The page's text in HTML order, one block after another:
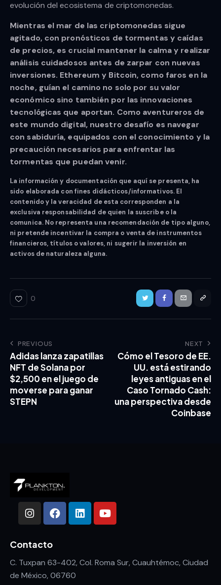
evolución del ecosistema de criptomonedas.
Mientras el mar de las criptomonedas sigue
agitado, con pronósticos de tormentas y caídas
de precios, es crucial mantener la calma y realizar
análisis cuidadosos antes de zarpar con nuevas
inversiones. Ethereum y Bitcoin, como faros en la
noche, guían el camino no solo por su valor
económico sino también por las innovaciones
tecnológicas que aportan. Como aventureros de
este mundo digital, nuestro desafío es navegar
con sabiduría, equipados con el conocimiento y la
precaución necesarios para enfrentar las
tormentas que puedan venir.
La información y documentación que aquí se presenta, ha
sido elaborada con fines didácticos/informativos. El
contenido y la veracidad de esta corresponden a la
exclusiva responsabilidad de quien la suscribe o la
comunica. No representa una recomendación de tipo alguno,
ni pretende incentivar la compra o venta de instrumentos
financieros, títulos o valores, ni sugerir la inversión en
activos de naturaleza alguna.
0
PREVIOUS
Adidas lanza zapatillas
NFT de Solana por
$2,500 en el juego de
moverse para ganar
STEPN
NEXT
Cómo el Tesoro de EE.
UU. está estirando
leyes antiguas en el
Caso Tornado Cash:
una perspectiva desde
Coinbase
Contacto
C. Tuxpan 63-402, Col. Roma Sur, Cuauhtémoc, Ciudad
de México, 06760